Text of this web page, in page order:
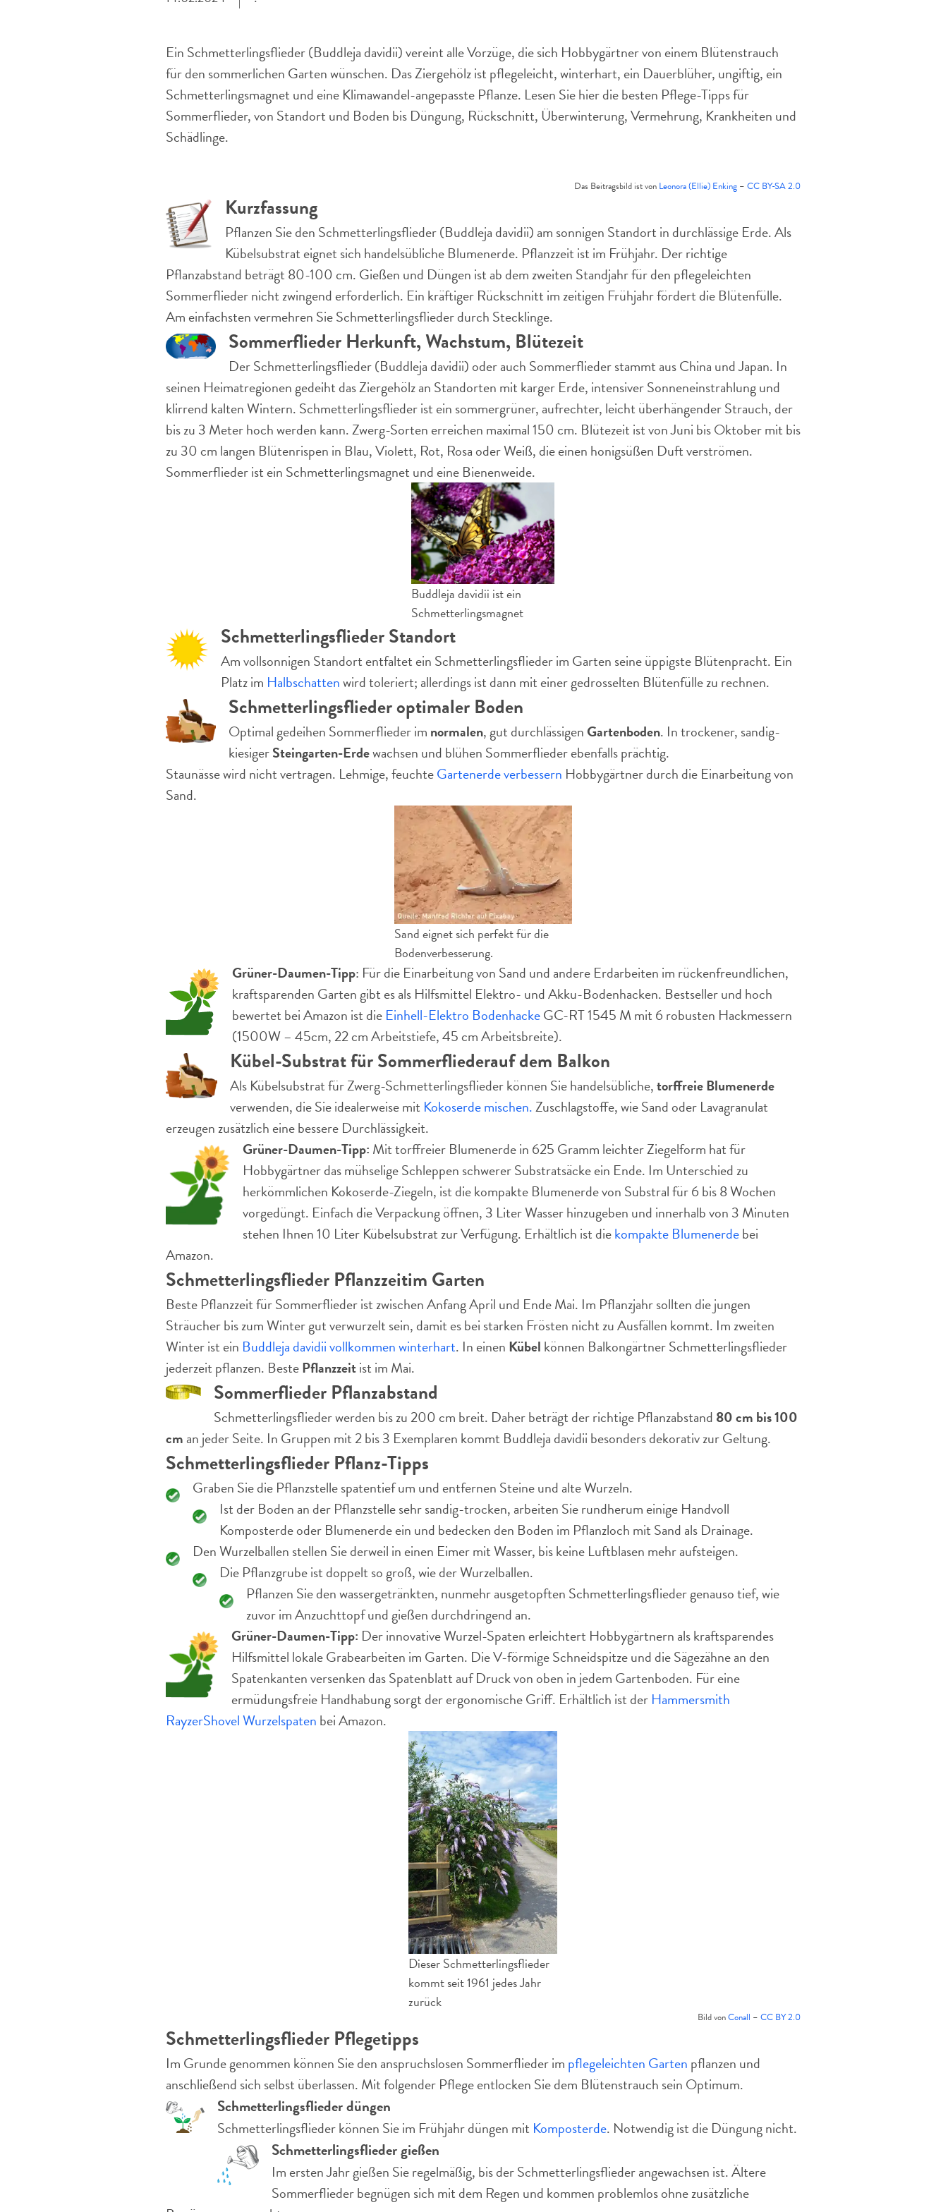
Ein Schmetterlingsflieder (Buddleja davidii) vereint alle Vorzüge, die sich Hobbygärtner von einem Blütenstrauch
für den sommerlichen Garten wünschen. Das Ziergehölz ist pflegeleicht, winterhart, ein Dauerblüher, ungiftig, ein
Schmetterlingsmagnet und eine Klimawandel-angepasste Pflanze. Lesen Sie hier die besten Pflege-Tipps für
Sommerflieder, von Standort und Boden bis Düngung, Rückschnitt, Überwinterung, Vermehrung, Krankheiten und
Schädlinge.
Das Beitragsbild ist von Leonora (Ellie) Enking– CC BY-SA 2.0
Kurzfassung
Pflanzen Sie den Schmetterlingsflieder (Buddleja davidii) am sonnigen Standort in durchlässige Erde. Als
Kübelsubstrat eignet sich handelsübliche Blumenerde. Pflanzzeit ist im Frühjahr. Der richtige
Pflanzabstand beträgt 80-100 cm. Gießen und Düngen ist ab dem zweiten Standjahr für den pflegeleichten
Sommerflieder nicht zwingend erforderlich. Ein kräftiger Rückschnitt im zeitigen Frühjahr fördert die Blütenfülle.
Am einfachsten vermehren Sie Schmetterlingsflieder durch Stecklinge.
Sommerflieder Herkunft, Wachstum, Blütezeit
Der Schmetterlingsflieder (Buddleja davidii) oder auch Sommerflieder stammt aus China und Japan. In
seinen Heimatregionen gedeiht das Ziergehölz an Standorten mit karger Erde, intensiver Sonneneinstrahlung und
klirrend kalten Wintern. Schmetterlingsflieder ist ein sommergrüner, aufrechter, leicht überhängender Strauch, der
bis zu 3 Meter hoch werden kann. Zwerg-Sorten erreichen maximal 150 cm. Blütezeit ist von Juni bis Oktober mit bis
zu 30 cm langen Blütenrispen in Blau, Violett, Rot, Rosa oder Weiß, die einen honigsüßen Duft verströmen.
Sommerflieder ist ein Schmetterlingsmagnet und eine Bienenweide.
Buddleja davidii ist ein
Schmetterlingsmagnet
Schmetterlingsflieder Standort
Am vollsonnigen Standort entfaltet ein Schmetterlingsflieder im Garten seine üppigste Blütenpracht. Ein
Platz im Halbschattenwird toleriert; allerdings ist dann mit einer gedrosselten Blütenfülle zu rechnen.
Schmetterlingsflieder optimaler Boden
Optimal gedeihen Sommerflieder im normalen, gut durchlässigen Gartenboden. In trockener, sandig-
kiesigerSteingarten-Erdewachsen und blühen Sommerflieder ebenfalls prächtig.
Staunässe wird nicht vertragen. Lehmige, feuchteGartenerde verbessern Hobbygärtner durch die Einarbeitung von
Sand.
Sand eignet sich perfekt für die
Bodenverbesserung.
Grüner-Daumen-Tipp: Für die Einarbeitung von Sand und andere Erdarbeiten im rückenfreundlichen,
kraftsparenden Garten gibt es als Hilfsmittel Elektro- und Akku-Bodenhacken. Bestseller und hoch
bewertet bei Amazon ist die Einhell-Elektro BodenhackeGC-RT 1545 M mit 6 robusten Hackmessern
(1500W – 45cm, 22 cm Arbeitstiefe, 45 cm Arbeitsbreite).
Kübel-Substrat für Sommerfliederauf dem Balkon
Als Kübelsubstrat für Zwerg-Schmetterlingsflieder können Sie handelsübliche,torffreie Blumenerde
verwenden, die Sie idealerweise mit Kokoserde mischen.Zuschlagstoffe, wie Sand oder Lavagranulat
erzeugen zusätzlich eine bessere Durchlässigkeit.
Grüner-Daumen-Tipp: Mit torffreier Blumenerde in 625 Gramm leichter Ziegelform hat für
Hobbygärtner das mühselige Schleppen schwerer Substratsäcke ein Ende. Im Unterschied zu
herkömmlichen Kokoserde-Ziegeln, ist die kompakte Blumenerde von Substral für 6 bis 8 Wochen
vorgedüngt. Einfach die Verpackung öffnen, 3 Liter Wasser hinzugeben und innerhalb von 3 Minuten
stehen Ihnen 10 Liter Kübelsubstrat zur Verfügung. Erhältlich ist diekompakte Blumenerdebei
Amazon.
Schmetterlingsflieder Pflanzzeitim Garten
Beste Pflanzzeit für Sommerflieder ist zwischen Anfang April und Ende Mai. Im Pflanzjahr sollten die jungen
Sträucher bis zum Winter gut verwurzelt sein, damit es bei starken Frösten nicht zu Ausfällen kommt. Im zweiten
Winter ist ein Buddleja davidii vollkommen winterhart. In einen Kübel können Balkongärtner Schmetterlingsflieder
jederzeit pflanzen. BestePflanzzeitist im Mai.
Sommerflieder Pflanzabstand
Schmetterlingsflieder werden bis zu 200 cm breit. Daher beträgt der richtige Pflanzabstand 80 cm bis 100
cm an jeder Seite. In Gruppen mit 2 bis 3 Exemplaren kommt Buddleja davidii besonders dekorativ zur Geltung.
Schmetterlingsflieder Pflanz-Tipps
Graben Sie die Pflanzstelle spatentief um und entfernen Steine und alte Wurzeln.
Ist der Boden an der Pflanzstelle sehr sandig-trocken, arbeiten Sie rundherum einige Handvoll
Komposterde oder Blumenerde ein und bedecken den Boden im Pflanzloch mit Sand als Drainage.
Den Wurzelballen stellen Sie derweil in einen Eimer mit Wasser, bis keine Luftblasen mehr aufsteigen.
Die Pflanzgrube ist doppelt so groß, wie der Wurzelballen.
Pflanzen Sie den wassergetränkten, nunmehr ausgetopften Schmetterlingsflieder genauso tief, wie
zuvor im Anzuchttopf und gießen durchdringend an.
Grüner-Daumen-Tipp: Der innovative Wurzel-Spaten erleichtert Hobbygärtnern als kraftsparendes
Hilfsmittel lokale Grabearbeiten im Garten. Die V-förmige Schneidspitze und die Sägezähne an den
Spatenkanten versenken das Spatenblatt auf Druck von oben in jedem Gartenboden. Für eine
ermüdungsfreie Handhabung sorgt der ergonomische Griff. Erhältlich ist der Hammersmith
RayzerShovel Wurzelspaten bei Amazon.
Dieser Schmetterlingsflieder
kommt seit 1961 jedes Jahr
zurück
Bild vonConall – CC BY 2.0
Schmetterlingsflieder Pflegetipps
Im Grunde genommen können Sie den anspruchslosen Sommerflieder im pflegeleichten Garten pflanzen und
anschließend sich selbst überlassen. Mit folgender Pflege entlocken Sie dem Blütenstrauch sein Optimum.
Schmetterlingsflieder düngen
Schmetterlingsflieder können Sie im Frühjahr düngen mit Komposterde. Notwendig ist die Düngung nicht.
Schmetterlingsflieder gießen
Im ersten Jahr gießen Sie regelmäßig, bis der Schmetterlingsflieder angewachsen ist. Ältere
Sommerflieder begnügen sich mit dem Regen und kommen problemlos ohne zusätzliche